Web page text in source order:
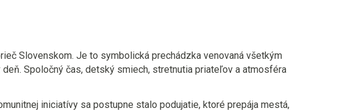
Slovenskom. Je to symbolická prechádzka venovaná všetkým
Spoločný čas, detský smiech, stretnutia priateľov a atmosféra
iniciatívy sa postupne stalo podujatie, ktoré prepája mestá,